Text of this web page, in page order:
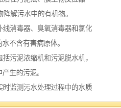
降解污水中的有机物。
消毒器、臭氧消毒器和氯化
不含有害病原体。
污泥浓缩机和污泥脱水机，
生的污泥。
监测污水处理过程中的水质
标准。